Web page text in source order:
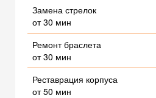
Замена стрелок
от 30 мин
Ремонт браслета
от 30 мин
Реставрация корпуса
от 50 мин